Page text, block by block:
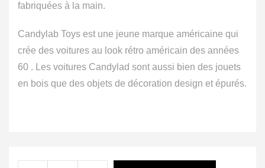
fabriquées à la main.
Candylab Toys est une jeune marque américaine qui
crée des voitures au look rétro américain des années
60 . Les voitures Candylad sont aussi bien des jouets
en bois que des objets de décoration design et épurés.